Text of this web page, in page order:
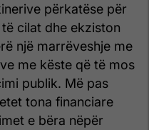
përkatëse për
cilat dhe ekziston
një marrëveshje me
me këste që të mos
publik. Më pas
tona financiare
e bëra nëpër